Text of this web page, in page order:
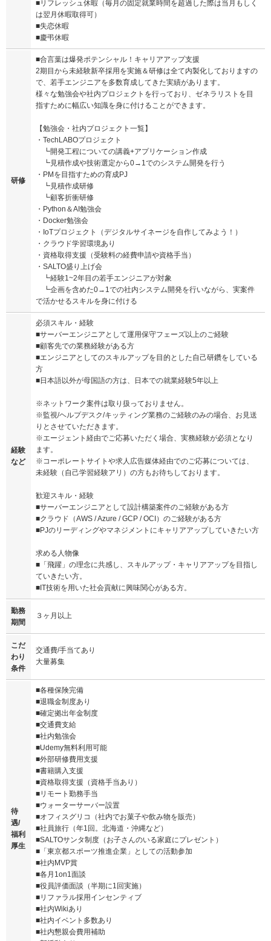
■リフレッシュ休暇（毎月の固定就業時間を超過した際は当月もしく
は翌月休暇取得可）
■失恋休暇
■慶弔休暇
研修
■合言葉は爆発ポテンシャル！キャリアアップ支援
2期目から未経験新卒採用を実施＆研修は全て内製化しておりますの
で、若手エンジニアを多数育成してきた実績があります。
様々な勉強会や社内プロジェクトを行っており、ゼネラリストを目
指すために幅広い知識を身に付けることができます。
【勉強会・社内プロジェクト一覧】
・TechLABOプロジェクト
┗開発工程についての講義+アプリケーション作成
┗見積作成や技術選定から0→1でのシステム開発を行う
・PMを目指すための育成PJ
┗見積作成研修
┗顧客折衝研修
・Python＆AI勉強会
・Docker勉強会
・IoTプロジェクト（デジタルサイネージを自作してみよう！）
・クラウド学習環境あり
・資格取得支援（受験料の経費申請や資格手当）
・SALTO盛り上げ会
┗経験1~2年目の若手エンジニアが対象
┗企画を含めた0→1での社内システム開発を行いながら、実案件
で活かせるスキルを身に付ける
経験
など
必須スキル・経験
■サーバーエンジニアとして運用保守フェーズ以上のご経験
■顧客先での業務経験がある方
■エンジニアとしてのスキルアップを目的とした自己研鑽をしている
方
■日本語以外が母国語の方は、日本での就業経験5年以上
※ネットワーク案件は取り扱っておりません。
※監視/ヘルプデスク/キッティング業務のご経験のみの場合、お見送
りとさせていただきます。
※エージェント経由でご応募いただく場合、実務経験が必須となり
ます。
※コーポレートサイトや求人広告媒体経由でのご応募については、
未経験（自己学習経験アリ）の方もお待ちしております。
歓迎スキル・経験
■サーバーエンジニアとして設計構築案件のご経験がある方
■クラウド（AWS / Azure / GCP / OCI）のご経験がある方
■PJのリーディングやマネジメントにキャリアアップしていきたい方
求める人物像
■「飛躍」の理念に共感し、スキルアップ・キャリアアップを目指し
ていきたい方。
■IT技術を用いた社会貢献に興味関心がある方。
勤務
期間
３ヶ月以上
こだ
わり
条件
交通費/手当てあり
大量募集
待
遇/
福利
厚生
■各種保険完備
■退職金制度あり
■確定拠出年金制度
■交通費支給
■社内勉強会
■Udemy無料利用可能
■外部研修費用支援
■書籍購入支援
■資格取得支援（資格手当あり）
■リモート勤務手当
■ウォーターサーバー設置
■オフィスグリコ（社内でお菓子や飲み物を販売）
■社員旅行（年1回。北海道・沖縄など）
■SALTOサンタ制度（お子さんのいる家庭にプレゼント）
■「東京都スポーツ推進企業」としての活動参加
■社内MVP賞
■各月1on1面談
■役員評価面談（半期に1回実施）
■リファラル採用インセンティブ
■社内Wikiあり
■社内イベント多数あり
■社内懇親会費用補助